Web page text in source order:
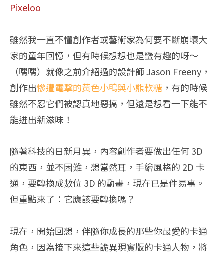
Pixeloo
雖然我一直不懂創作者或藝術家為何要不斷崩壞大
家的童年回憶，但有時候想想也是蠻有趣的呀～
（嘿嘿）就像之前介紹過的設計師 Jason Freeny，
創作出慘遭電擊的黃色小鴨與小熊軟糖 ，有的時候
雖然不忍它們被認真地惡搞，但還是想看一下能不
能迸出新滋味！
隨著科技的日新月異，內容創作者要做出任何 3D
的東西，並不困難，想當然耳，手繪風格的 2D 卡
通，要轉換成數位 3D 的動畫，現在已是件易事。
但重點來了：它應該要轉換嗎？
現在，開始回想，伴隨你成長的那些你最愛的卡通
角色，因為接下來這些詭異現實版的卡通人物，將